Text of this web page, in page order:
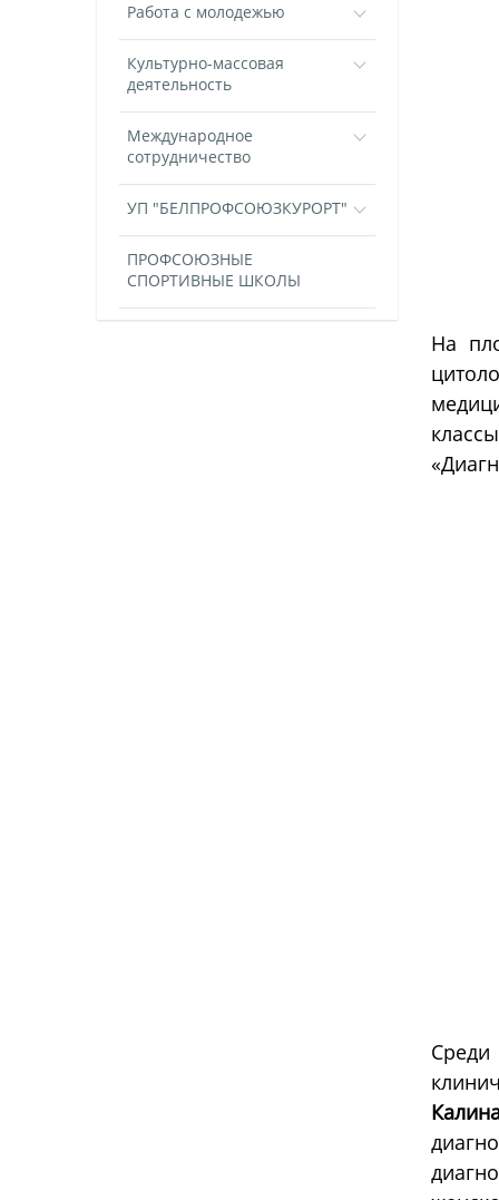
Работа с молодежью
Культурно-массовая
деятельность
Международное
сотрудничество
УП "БЕЛПРОФСОЮЗКУРОРТ"
ПРОФСОЮЗНЫЕ
СПОРТИВНЫЕ ШКОЛЫ
На
Среди